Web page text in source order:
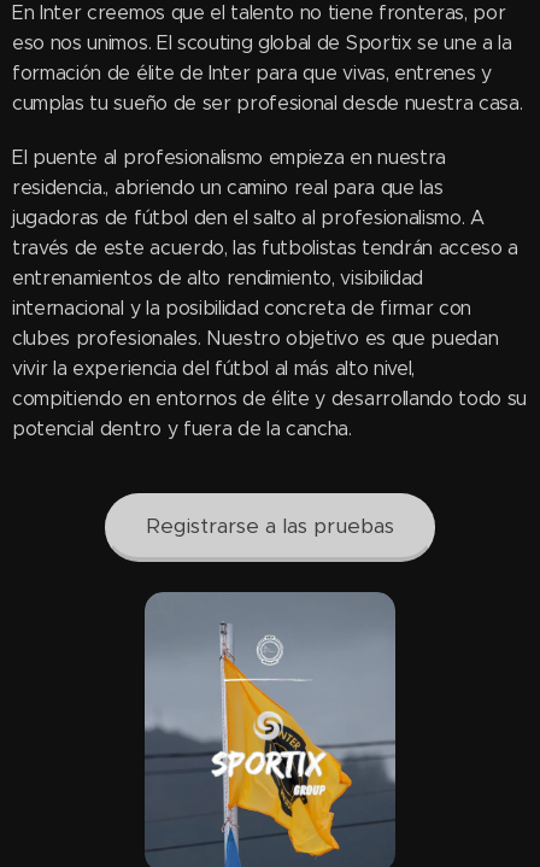
En Inter creemos que el talento no tiene fronteras, por
eso nos unimos. El scouting global de Sportix se une a la
formación de élite de Inter para que vivas, entrenes y
cumplas tu sueño de ser profesional desde nuestra casa.
El puente al profesionalismo empieza en nuestra
residencia., abriendo un camino real para que las
jugadoras de fútbol den el salto al profesionalismo. A
través de este acuerdo, las futbolistas tendrán acceso a
entrenamientos de alto rendimiento, visibilidad
internacional y la posibilidad concreta de firmar con
clubes profesionales. Nuestro objetivo es que puedan
vivir la experiencia del fútbol al más alto nivel,
compitiendo en entornos de élite y desarrollando todo su
potencial dentro y fuera de la cancha.
Registrarse a las pruebas